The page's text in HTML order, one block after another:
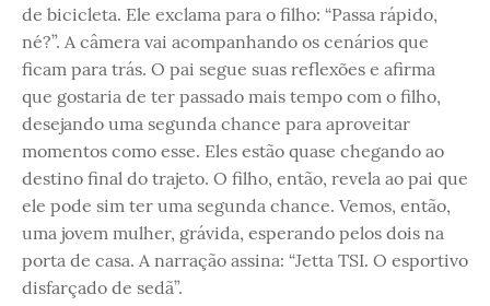
de bicicleta. Ele exclama para o filho: “Passa rápido,
né?”. A câmera vai acompanhando os cenários que
ficam para trás. O pai segue suas reflexões e afirma
que gostaria de ter passado mais tempo com o filho,
desejando uma segunda chance para aproveitar
momentos como esse. Eles estão quase chegando ao
destino final do trajeto. O filho, então, revela ao pai que
ele pode sim ter uma segunda chance. Vemos, então,
uma jovem mulher, grávida, esperando pelos dois na
porta de casa. A narração assina: “Jetta TSI. O esportivo
disfarçado de sedã”.